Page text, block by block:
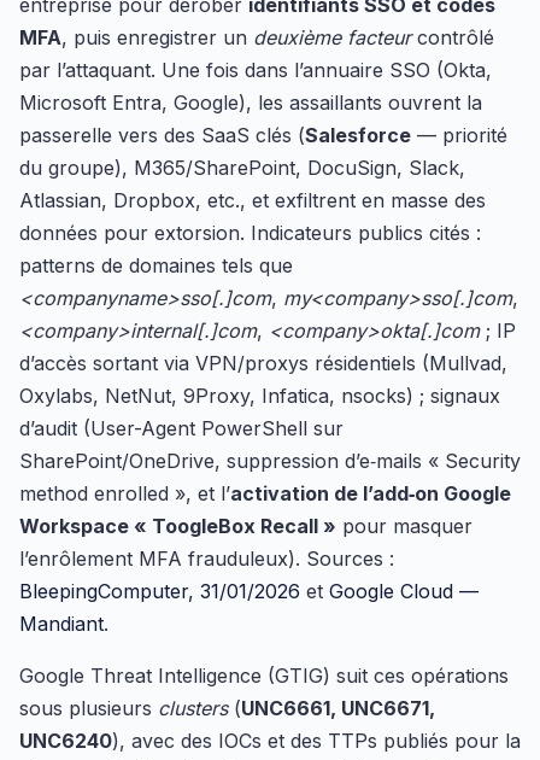
MFA, puis enregistrer un deuxième facteurcontrôlé
par l’attaquant. Une fois dans l’annuaire SSO (Okta,
Microsoft Entra, Google), les assaillants ouvrent la
passerelle vers des SaaS clés (Salesforce — priorité
du groupe), M365/SharePoint, DocuSign, Slack,
Atlassian, Dropbox, etc., et exfiltrent en masse des
données pour extorsion. Indicateurs publics cités :
patterns de domaines tels que
<companyname>sso[.]com, my<company>sso[.]com,
<company>internal[.]com, <company>okta[.]com; IP
d’accès sortant via VPN/proxys résidentiels (Mullvad,
Oxylabs, NetNut, 9Proxy, Infatica, nsocks) ; signaux
d’audit (User-Agent PowerShell sur
SharePoint/OneDrive, suppression d’e‑mails « Security
method enrolled », et l’activation de l’add‑on Google
Workspace « ToogleBox Recall » pour masquer
l’enrôlement MFA frauduleux). Sources :
BleepingComputer, 31/01/2026 et Google Cloud —
Mandiant.
Google Threat Intelligence (GTIG) suit ces opérations
sous plusieurs clusters(UNC6661, UNC6671,
UNC6240), avec des IOCs et des TTPs publiés pour la